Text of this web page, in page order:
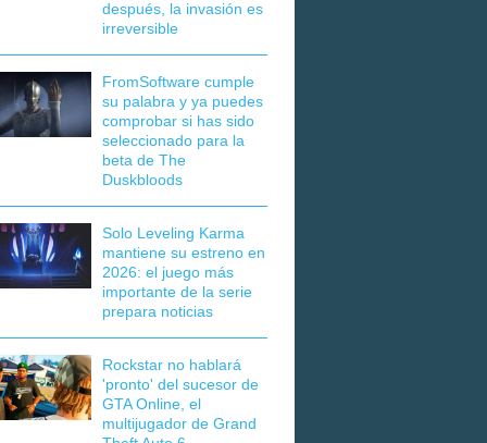
después, la invasión es
irreversible
FromSoftware cumple
su palabra y ya puedes
comprobar si has sido
seleccionado para la
beta de The
Duskbloods
Solo Leveling Karma
mantiene su estreno en
2026: el juego más
importante de la serie
prepara noticias
Rockstar no hablará
'pronto' del sucesor de
GTA Online, el
multijugador de Grand